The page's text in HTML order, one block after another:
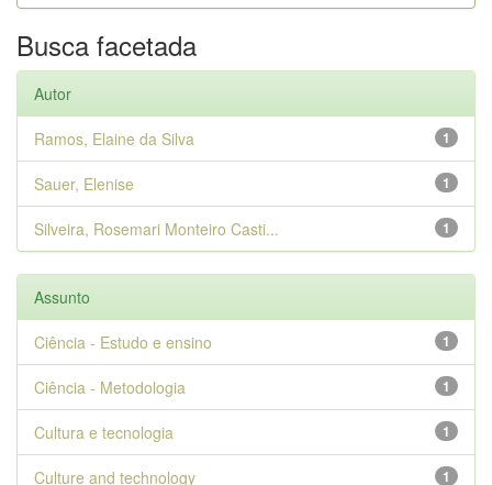
Busca facetada
Autor
1
Ramos, Elaine da Silva
1
Sauer, Elenise
1
Silveira, Rosemari Monteiro Casti...
Assunto
1
Ciência - Estudo e ensino
1
Ciência - Metodologia
1
Cultura e tecnologia
1
Culture and technology